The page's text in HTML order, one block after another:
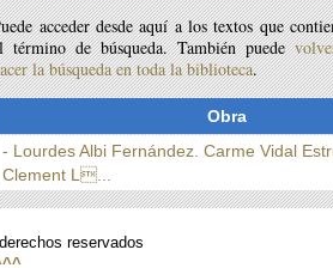
acceder desde aquí a los textos que
término de búsqueda. También puede
la búsqueda en toda la biblioteca.
Obra
- Lourdes Albi Fernández. Carme Vidal
Clement L...
reservados